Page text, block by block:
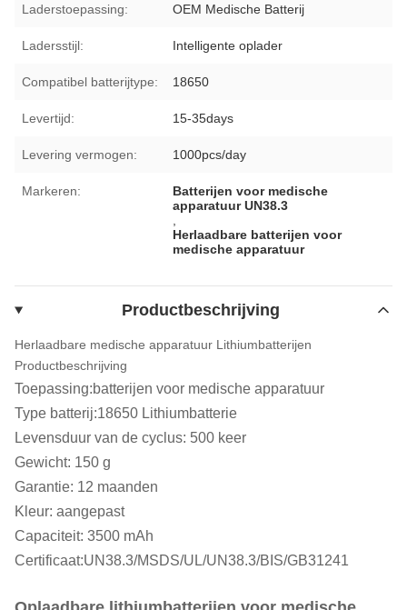
Laderstoepassing: OEM Medische Batterij
Ladersstijl: Intelligente oplader
Compatibel batterijtype: 18650
Levertijd: 15-35days
Levering vermogen: 1000pcs/day
Markeren:
Batterijen voor medische
apparatuur UN38.3
Herlaadbare batterijen voor
medische apparatuur
Productbeschrijving
Herlaadbare medische apparatuur Lithiumbatterijen
Productbeschrijving
Toepassing:batterijen voor medische apparatuur
Type batterij:18650 Lithiumbatterie
Levensduur van de cyclus: 500 keer
Gewicht: 150 g
Garantie: 12 maanden
Kleur: aangepast
Capaciteit: 3500 mAh
Certificaat:UN38.3/MSDS/UL/UN38.3/BIS/GB31241